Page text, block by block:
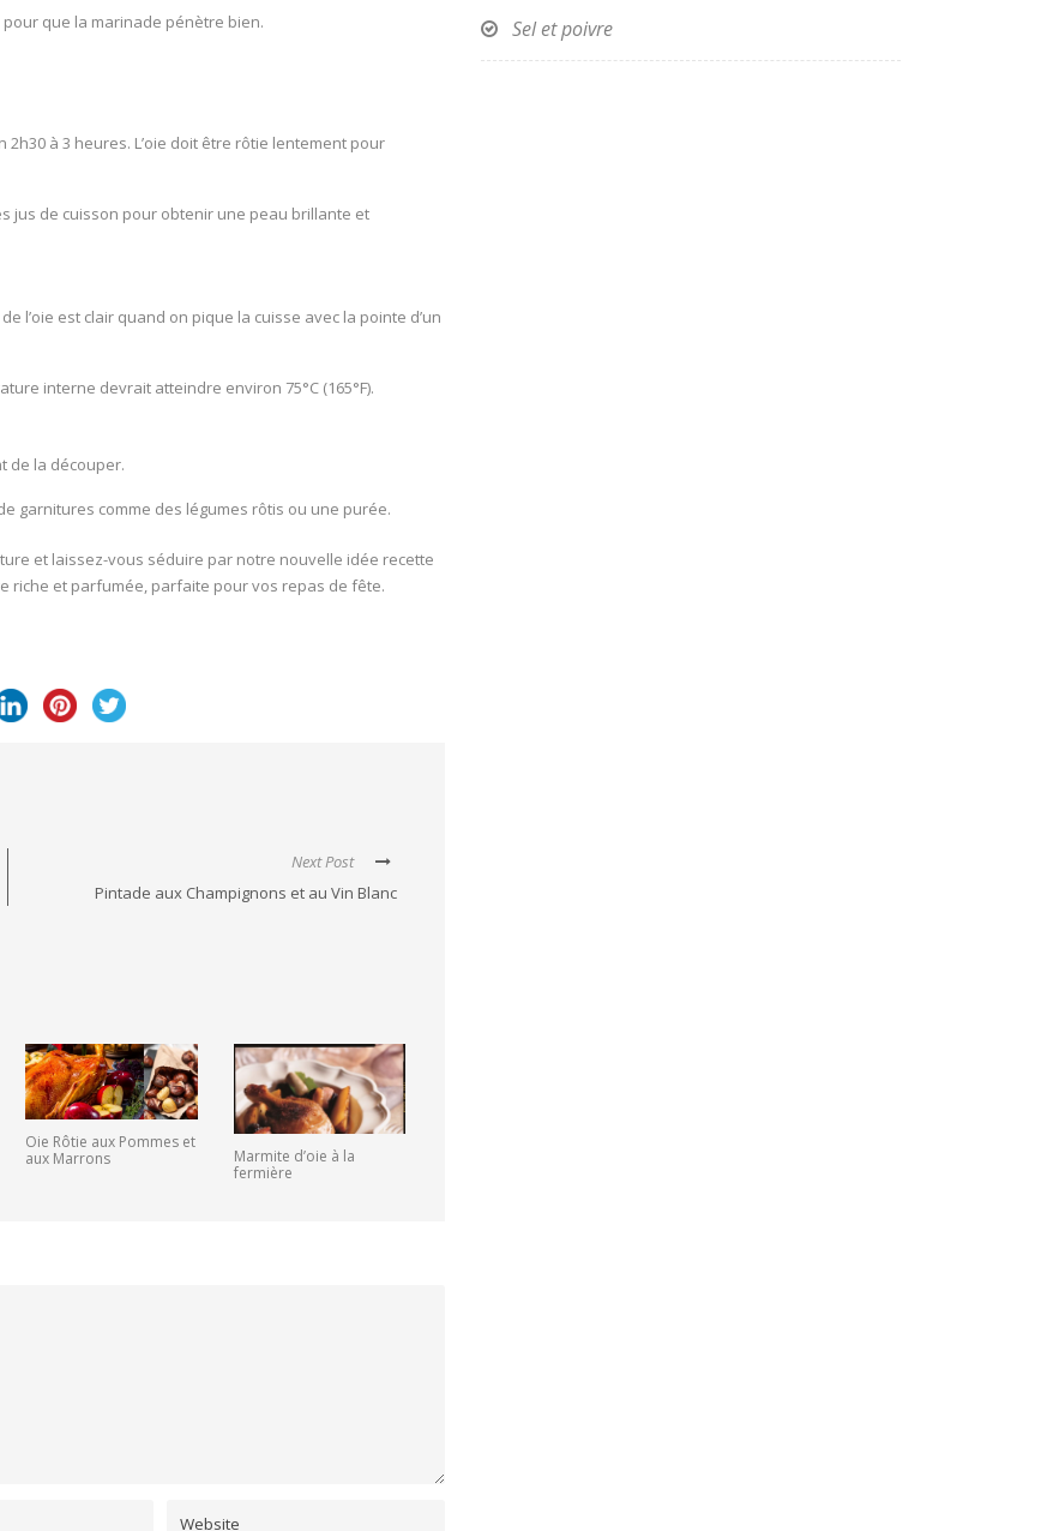
que la marinade pénètre bien.
à 3 heures. L’oie doit être rôtie lentement pour
jus de cuisson pour obtenir une peau brillante et
l’oie est clair quand on pique la cuisse avec la pointe d’un
interne devrait atteindre environ 75°C (165°F).
de la découper.
garnitures comme des légumes rôtis ou une purée.
et laissez-vous séduire par notre nouvelle idée recette
riche et parfumée, parfaite pour vos repas de fête.
Next Post
Pintade aux Champignons et au Vin Blanc
Oie Rôtie aux Pommes et
aux Marrons
Marmite d’oie à la
fermière
Sel et poivre